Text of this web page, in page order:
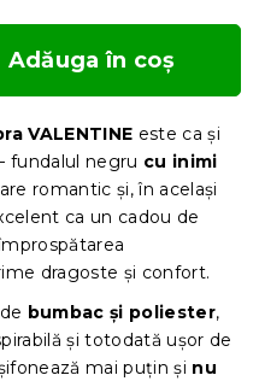
Adăuga în coş
VALENTINE este ca și
fundalul negru cu inimi
romantic și, în același
ca un cadou de
dragoste și confort.
bumbac și poliester,
și totodată ușor de
mai puțin și nu